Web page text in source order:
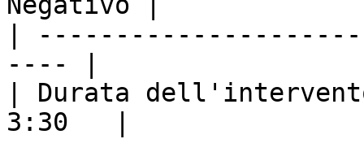
|
---- |
| Durata
3:30   |